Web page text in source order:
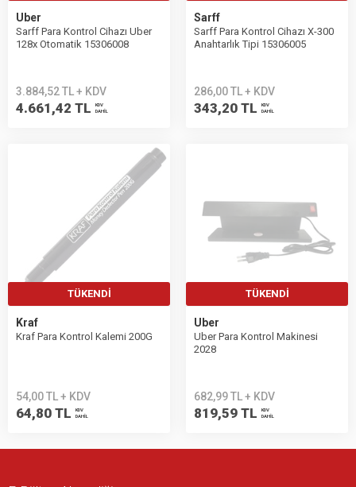
Uber
Sarff Para Kontrol Cihazı Uber
128x Otomatik 15306008
3.884,52 TL + KDV
4.661,42 TL
KDV
DAHİL
Sarff
Sarff Para Kontrol Cihazı X-300
Anahtarlık Tipi 15306005
286,00 TL + KDV
343,20 TL
KDV
DAHİL
TÜKENDI
Kraf
Kraf Para Kontrol Kalemi 200G
54,00 TL + KDV
64,80 TL
KDV
DAHİL
TÜKENDI
Uber
Uber Para Kontrol Makinesi
2028
682,99 TL + KDV
819,59 TL
KDV
DAHİL